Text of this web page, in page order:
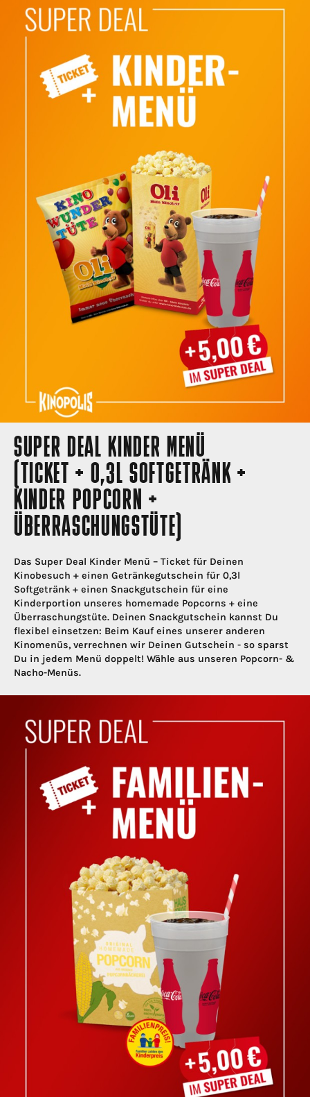
SUPER DEAL KINDER MENÜ
(TICKET + 0,3L SOFTGETRÄNK +
KINDER POPCORN +
ÜBERRASCHUNGSTÜTE)
Das Super Deal Kinder Menü – Ticket für Deinen
Kinobesuch + einen Getränkegutschein für 0,3l
Softgetränk + einen Snackgutschein für eine
Kinderportion unseres homemade Popcorns + eine
Überraschungstüte. Deinen Snackgutschein kannst Du
flexibel einsetzen: Beim Kauf eines unserer anderen
Kinomenüs, verrechnen wir Deinen Gutschein - so sparst
Du in jedem Menü doppelt! Wähle aus unseren Popcorn- &
Nacho-Menüs.